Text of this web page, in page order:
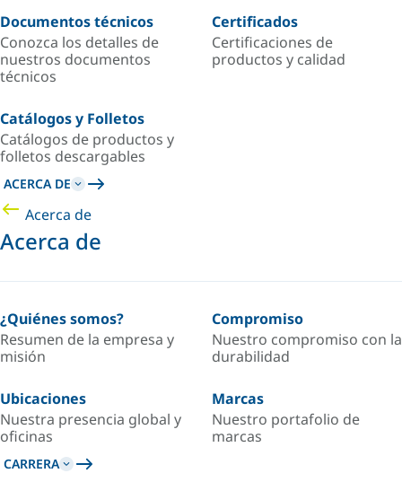
Documentos técnicos
Conozca los detalles de
nuestros documentos
técnicos
Certificados
Certificaciones de
productos y calidad
Catálogos y Folletos
Catálogos de productos y
folletos descargables
ACERCA DE
Acerca de
Acerca de
¿Quiénes somos?
Resumen de la empresa y
misión
Compromiso
Nuestro compromiso con la
durabilidad
Ubicaciones
Nuestra presencia global y
oficinas
Marcas
Nuestro portafolio de
marcas
CARRERA